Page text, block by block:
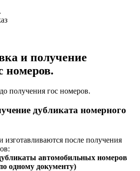
и получение
номеров.
получения гос номеров.
дубликата номерного
после получения
автомобильных номеров
одному документу)